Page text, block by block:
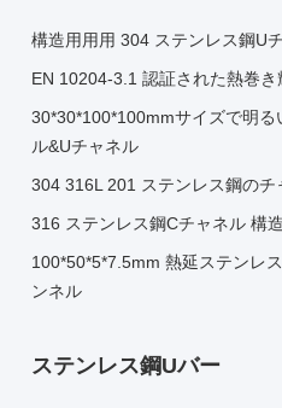
構造用用用 304 ステンレス鋼U
EN 10204-3.1 認証された熱巻
30*30*100*100mmサイズで明
ル&Uチャネル
304 316L 201 ステンレス鋼の
316 ステンレス鋼Cチャネル 構
100*50*5*7.5mm 熱延ステンレ
ンネル
ステンレス鋼Uバー